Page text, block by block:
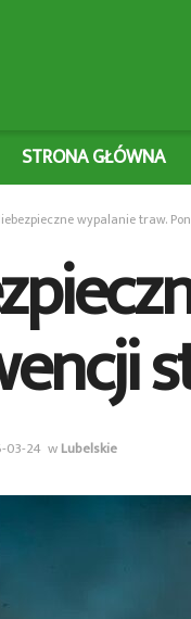
STRONA GŁÓWNA
wypalanie traw.
03-24 wLubelskie